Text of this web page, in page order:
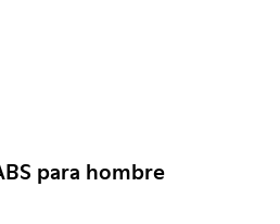
para hombre